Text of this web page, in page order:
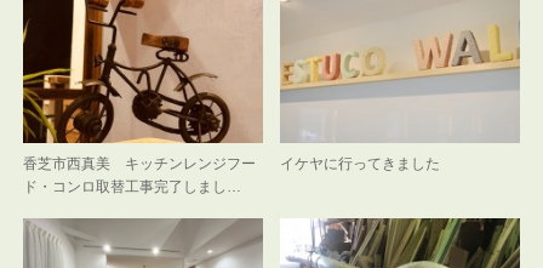
香芝市西真美 キッチンレンジフー
ド・コンロ取替工事完了しまし…
イケヤに行ってきました